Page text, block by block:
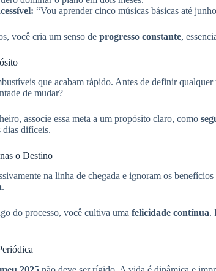
“Vou aprender cinco músicas básicas até
você cria um senso de progresso constante,
que acabam rápido. Antes de definir qualquer
de mudar?
associe essa meta a um propósito claro, como
dias difíceis.
o Destino
na linha de chegada e ignoram os
.
do processo, você cultiva uma felicidade contínua.